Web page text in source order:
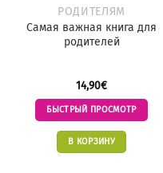
РОДИТЕЛЯМ
Самая важная книга для
родителей
14,90€
БЫСТРЫЙ ПРОСМОТР
В КОРЗИНУ